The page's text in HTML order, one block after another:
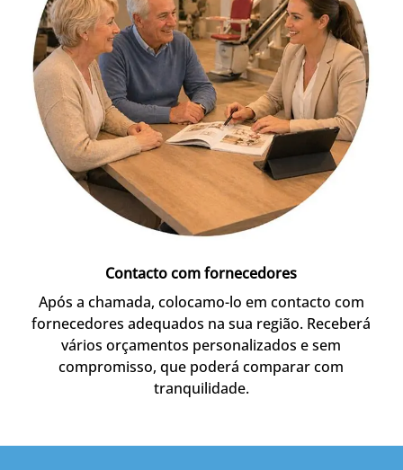
Contacto com fornecedores
Após a chamada, colocamo-lo em contacto com
fornecedores adequados na sua região. Receberá
vários orçamentos personalizados e sem
compromisso, que poderá comparar com
tranquilidade.